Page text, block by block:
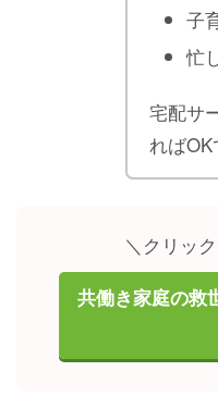
子
忙
宅配サ
れば
＼クリッ
共働き家庭の救